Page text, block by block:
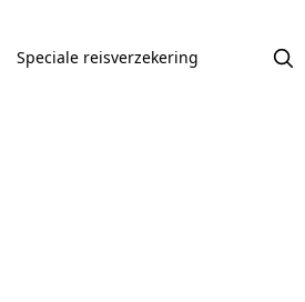
Speciale reisverzekering